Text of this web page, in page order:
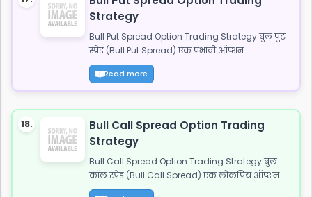
Strategy
Bull Put Spread Option Trading Strategy बुल पुट
स्प्रेड (Bull Put Spread) एक प्रभावी ऑप्शन...
Read more
18.
Bull Call Spread Option Trading
Strategy
Bull Call Spread Option Trading Strategy बुल
कॉल स्प्रेड (Bull Call Spread) एक लोकप्रिय ऑप्शन...